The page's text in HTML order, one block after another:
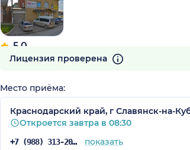
5.0
Лицензия проверена
Место приёма:
Краснодарский край, г Славянск-на-
Откроется завтра в 08:30
+7 (988) 313-20-88 показать